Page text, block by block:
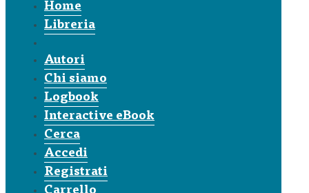
Home
Libreria
Autori
Chi siamo
Logbook
Interactive eBook
Cerca
Accedi
Registrati